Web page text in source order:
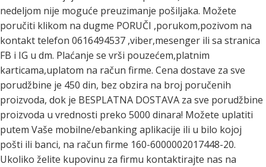
nedeljom nije moguće preuzimanje pošiljaka. Možete
poručiti klikom na dugme PORUČI ,porukom,pozivom na
kontakt telefon 0616494537 ,viber,mesenger ili sa stranica
FB i IG u dm. Plaćanje se vrši pouzećem,platnim
karticama,uplatom na račun firme. Cena dostave za sve
porudžbine je 450 din, bez obzira na broj poručenih
proizvoda, dok je BESPLATNA DOSTAVA za sve porudžbine
proizvoda u vrednosti preko 5000 dinara! Možete uplatiti
putem Vaše mobilne/ebanking aplikacije ili u bilo kojoj
pošti ili banci, na račun firme 160-6000002017448-20.
Ukoliko želite kupovinu za firmu kontaktirajte nas na